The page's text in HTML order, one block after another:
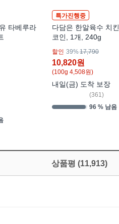
타베루라
특가진행중
다담은 한알육수 치
코인, 1개, 240g
할인 39%17,790
10,820원
(100g 4,508원)
내일(금) 도착 보장
(361)
96 % 남음
상품평 (11,913)